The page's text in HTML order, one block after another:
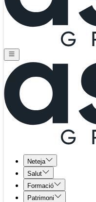
Neteja
Salut
Formació
Patrimoni